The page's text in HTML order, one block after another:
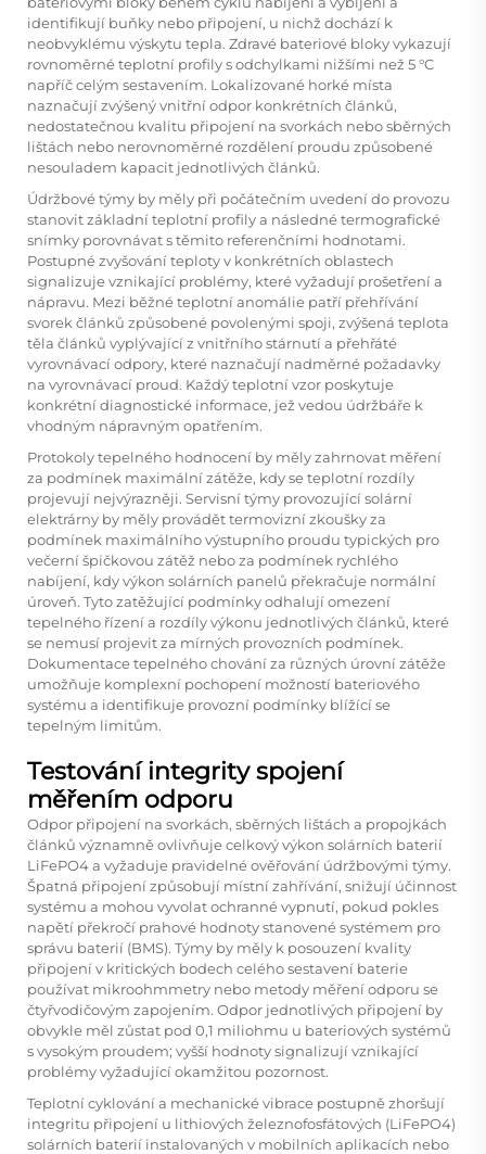
identifikují buňky nebo připojení, u nichž dochází k
neobvyklému výskytu tepla. Zdravé bateriové bloky vykazují
rovnoměrné teplotní profily s odchylkami nižšími než 5 °C
napříč celým sestavením. Lokalizované horké místa
naznačují zvýšený vnitřní odpor konkrétních článků,
nedostatečnou kvalitu připojení na svorkách nebo sběrných
lištách nebo nerovnoměrné rozdělení proudu způsobené
nesouladem kapacit jednotlivých článků.
Údržbové týmy by měly při počátečním uvedení do provozu
stanovit základní teplotní profily a následné termografické
snímky porovnávat s těmito referenčními hodnotami.
Postupné zvyšování teploty v konkrétních oblastech
signalizuje vznikající problémy, které vyžadují prošetření a
nápravu. Mezi běžné teplotní anomálie patří přehřívání
svorek článků způsobené povolenými spoji, zvýšená teplota
těla článků vyplývající z vnitřního stárnutí a přehřáté
vyrovnávací odpory, které naznačují nadměrné požadavky
na vyrovnávací proud. Každý teplotní vzor poskytuje
konkrétní diagnostické informace, jež vedou údržbáře k
vhodným nápravným opatřením.
Protokoly tepelného hodnocení by měly zahrnovat měření
za podmínek maximální zátěže, kdy se teplotní rozdíly
projevují nejvýrazněji. Servisní týmy provozující solární
elektrárny by měly provádět termovizní zkoušky za
podmínek maximálního výstupního proudu typických pro
večerní špičkovou zátěž nebo za podmínek rychlého
nabíjení, kdy výkon solárních panelů překračuje normální
úroveň. Tyto zatěžující podmínky odhalují omezení
tepelného řízení a rozdíly výkonu jednotlivých článků, které
se nemusí projevit za mírných provozních podmínek.
Dokumentace tepelného chování za různých úrovní zátěže
umožňuje komplexní pochopení možností bateriového
systému a identifikuje provozní podmínky blížící se
tepelným limitům.
Testování integrity spojení
měřením odporu
Odpor připojení na svorkách, sběrných lištách a propojkách
článků významně ovlivňuje celkový výkon solárních baterií
LiFePO4 a vyžaduje pravidelné ověřování údržbovými týmy.
Špatná připojení způsobují místní zahřívání, snižují účinnost
systému a mohou vyvolat ochranné vypnutí, pokud pokles
napětí překročí prahové hodnoty stanovené systémem pro
správu baterií (BMS). Týmy by měly k posouzení kvality
připojení v kritických bodech celého sestavení baterie
používat mikroohmmetry nebo metody měření odporu se
čtyřvodičovým zapojením. Odpor jednotlivých připojení by
obvykle měl zůstat pod 0,1 miliohmu u bateriových systémů
s vysokým proudem; vyšší hodnoty signalizují vznikající
problémy vyžadující okamžitou pozornost.
Teplotní cyklování a mechanické vibrace postupně zhoršují
integritu připojení u lithiových železnofosfátových (LiFePO4)
solárních baterií instalovaných v mobilních aplikacích nebo